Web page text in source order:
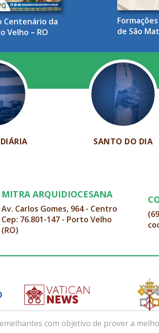
com objetivo de prover a
Centenário da
Velho – RO
de São
SANTO DO DIA
MITRA ARQUIDIOCESANA
Av. Carlos Gomes, 964 - Centro
Cep: 76.801-147 - Porto Velho
(RO)